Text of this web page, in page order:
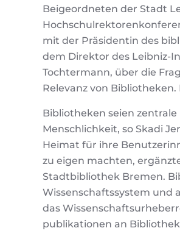
Beigeordneten der Stadt
mit der Präsidentin des
dem Direktor des Leibniz-
Tochtermann, über die
Relevanz von
Bibliotheken seien
Menschlichkeit, so Skadi
Heimat für ihre
zu eigen machten,
Stadtbibliothek Bremen.
Wissenschaftssystem und
das
publikationen an